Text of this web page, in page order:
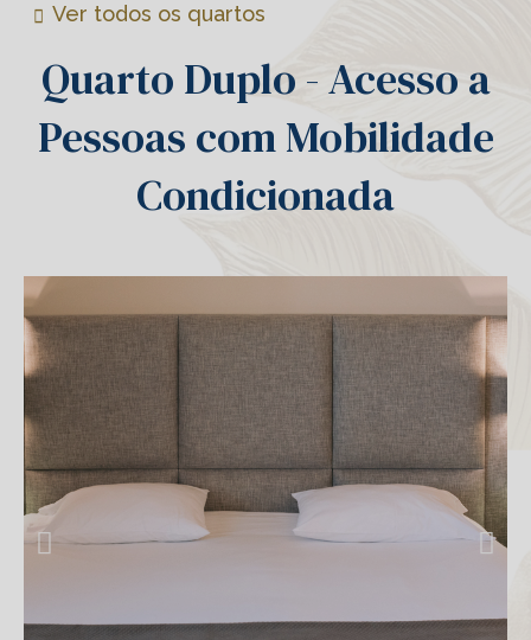
Ver todos os quartos
Quarto Duplo - Acesso a
Pessoas com Mobilidade
Condicionada